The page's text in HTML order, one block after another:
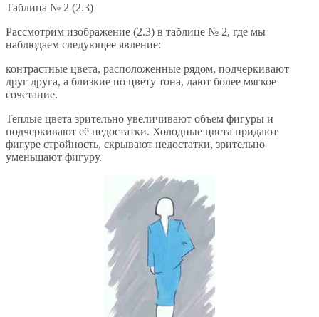
Таблица № 2 (2.3)
Рассмотрим изображение (2.3) в таблице № 2, где мы
наблюдаем следующее явление:
контрастные цвета, расположенные рядом, подчеркивают
друг друга, а близкие по цвету тона, дают более мягкое
сочетание.
Теплые цвета зрительно увеличивают объем фигуры и
подчеркивают её недостатки. Холодные цвета придают
фигуре стройность, скрывают недостатки, зрительно
уменьшают фигуру.